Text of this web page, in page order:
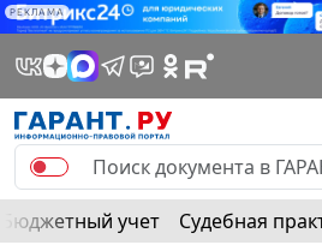
РЕКЛАМА
Бюджетный учет Судебная